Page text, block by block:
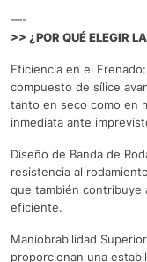
—-
>> ¿POR QUÉ ELEGIR
Eficiencia en el
compuesto de sílice
tanto en seco como en
inmediata ante
Diseño de Banda de
resistencia al
que también contribuye
eficiente.
Maniobrabilidad
proporcionan una